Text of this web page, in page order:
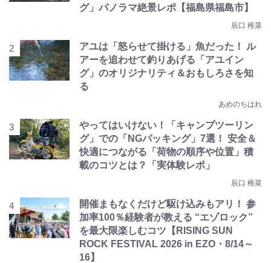
グ」パノラマ絶景レポ【福島県福島市】
辰口 稚菜
アユは「怒らせて掛ける」魚だった！ ル
アーを追わせて釣りあげる「アユイン
グ」のオリジナリティ＆おもしろさを知
る
あめのちはれ
やってはいけない！「キャンプツーリン
グ」での「NGパッキング」7選！ 安全＆
快適につながる「荷物の順序や位置」積
載のコツとは？「実体験レポ」
辰口 稚菜
開催まもなくだけど駆け込みもアリ！ 参
加率100％経験者が教える “エゾロック”
を最大限楽しむコツ【RISING SUN
ROCK FESTIVAL 2026 in EZO・8/14～
16】